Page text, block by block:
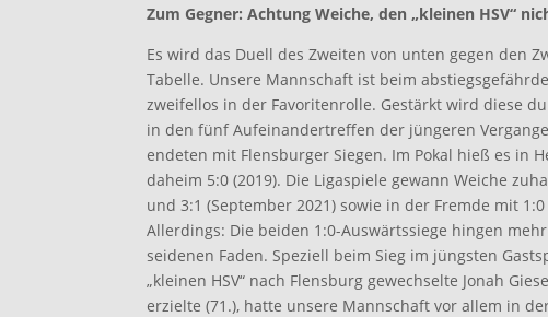
Zum Gegner: Achtung Weiche, den „kleinen HSV“
Es wird das Duell des Zweiten von unten gegen den
Tabelle. Unsere Mannschaft ist beim
zweifellos in der Favoritenrolle. Gestärkt wird diese
in den fünf Aufeinandertreffen der jüngeren
endeten mit Flensburger Siegen. Im Pokal hieß es in
daheim 5:0 (2019). Die Ligaspiele gewann Weiche
und 3:1 (September 2021) sowie in der Fremde mit
Allerdings: Die beiden 1:0-Auswärtssiege hingen
seidenen Faden. Speziell beim Sieg im jüngsten
„kleinen HSV“ nach Flensburg gewechselte Jonah
erzielte (71.), hatte unsere Mannschaft vor allem in